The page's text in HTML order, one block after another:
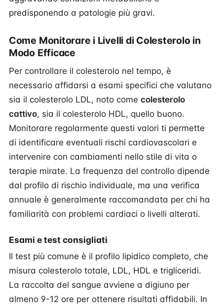
predisponendo a patologie più gravi.
Come Monitorare i Livelli di Colesterolo in
Modo Efficace
Per controllare il colesterolo nel tempo, è
necessario affidarsi a esami specifici che valutano
sia il colesterolo LDL, noto come colesterolo
cattivo, sia il colesterolo HDL, quello buono.
Monitorare regolarmente questi valori ti permette
di identificare eventuali rischi cardiovascolari e
intervenire con cambiamenti nello stile di vita o
terapie mirate. La frequenza del controllo dipende
dal profilo di rischio individuale, ma una verifica
annuale è generalmente raccomandata per chi ha
familiarità con problemi cardiaci o livelli alterati.
Esami e test consigliati
Il test più comune è il profilo lipidico completo, che
misura colesterolo totale, LDL, HDL e trigliceridi.
La raccolta del sangue avviene a digiuno per
almeno 9-12 ore per ottenere risultati affidabili. In